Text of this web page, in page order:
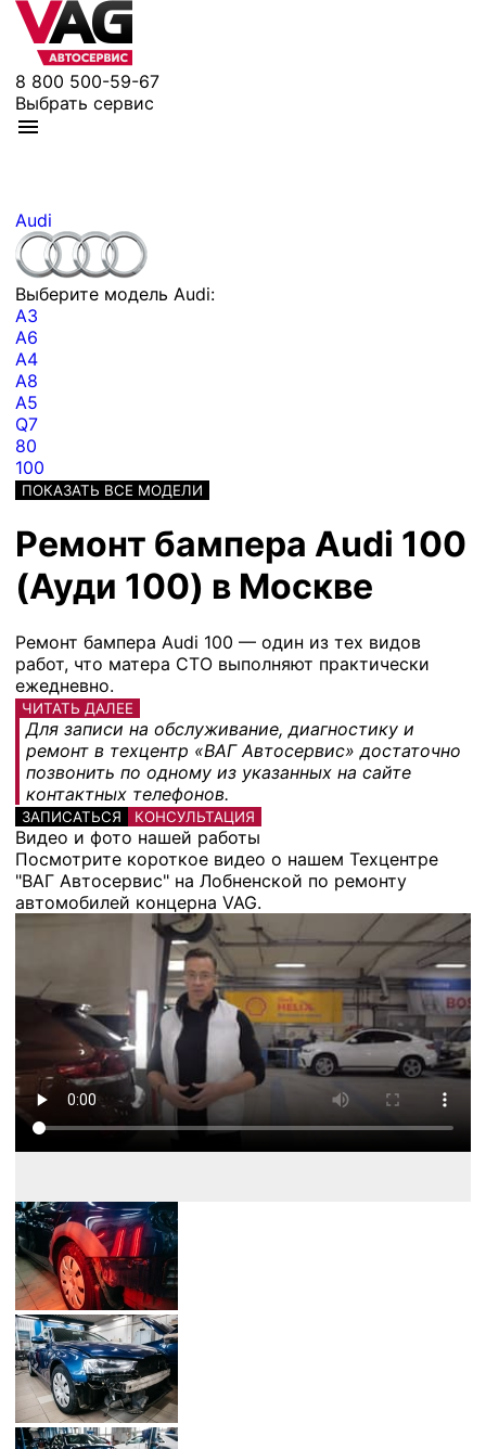
8 800 500-59-67
Выбрать сервис
Audi
Выберите модель Audi:
A3
A6
A4
A8
A5
Q7
80
100
ПОКАЗАТЬ ВСЕ МОДЕЛИ
Ремонт бампера Audi 100
(Ауди 100) в Москве
Ремонт бампера Audi 100 — один из тех видов
работ, что матера СТО выполняют практически
ежедневно.
ЧИТАТЬ ДАЛЕЕ
Для записи на обслуживание, диагностику и
ремонт в техцентр «ВАГ Автосервис» достаточно
позвонить по одному из указанных на сайте
контактных телефонов.
ЗАПИСАТЬСЯ КОНСУЛЬТАЦИЯ
Видео и фото нашей работы
Посмотрите короткое видео о нашем Техцентре
"ВАГ Автосервис" на Лобненской по ремонту
автомобилей концерна VAG.